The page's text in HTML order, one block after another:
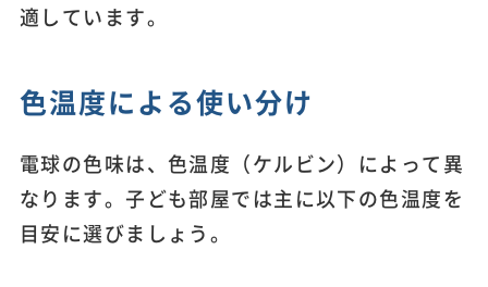
適しています。
色温度による使い分け
電球の色味は、色温度（ケルビン）によって異
なります。子ども部屋では主に以下の色温度を
目安に選びましょう。